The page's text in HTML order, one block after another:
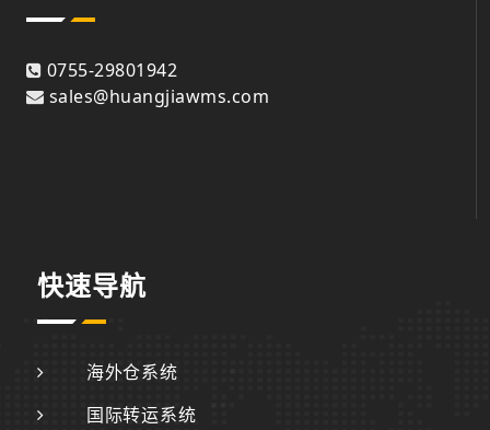
0755-29801942
sales@huangjiawms.com
快速导航
海外仓系统
国际转运系统